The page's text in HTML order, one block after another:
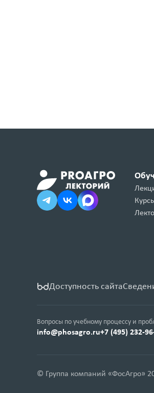
Доступность сайта
Вопросы по учебному процессу и
info@phosagro.ru+7 (495) 232-
© Группа компаний «ФосАгро»